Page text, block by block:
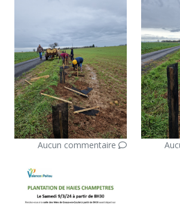
Aucun commentaire